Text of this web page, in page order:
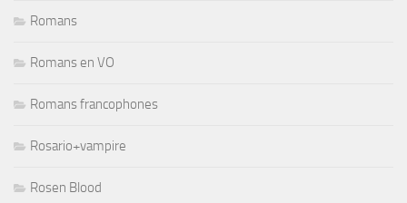
Romans
Romans en VO
Romans francophones
Rosario+vampire
Rosen Blood